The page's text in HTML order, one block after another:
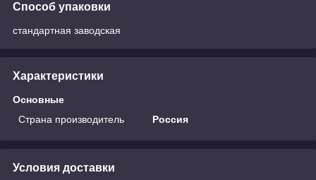
Способ упаковки
стандартная заводская
Характеристики
Основные
Страна производитель
Россия
Условия доставки